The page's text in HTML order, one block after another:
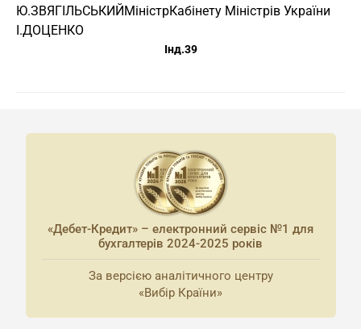
Ю.ЗВЯГІЛЬСЬКИЙМіністрКабінету Міністрів України
І.ДОЦЕНКО
Інд.39
«Дебет-Кредит» – електронний сервіс №1 для
бухгалтерів 2024-2025 років
За версією аналітичного центру
«Вибір Країни»